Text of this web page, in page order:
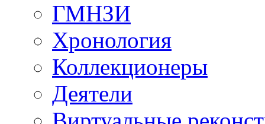
ГМНЗИ
Хронология
Коллекционеры
Деятели